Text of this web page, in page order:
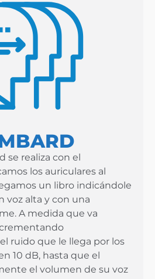
se realiza con el
los auriculares al
un libro indicándole
voz alta y con una
A medida que va
ruido que le llega por los
10 dB, hasta que el
el volumen de su voz